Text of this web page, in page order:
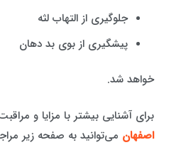
جلوگیری از التهاب لثه
پیشگیری از بوی بد دهان
خواهد شد.
برای آشنایی بیشتر با مزایا و
اصفهان می‌توانید به صفحه زیر